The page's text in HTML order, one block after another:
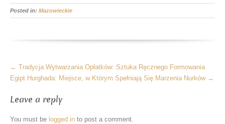
Posted in: Mazowieckie
More
Articles
← Tradycja Wytwarzania Opłatków: Sztuka Ręcznego Formowania
Egipt Hurghada: Miejsce, w Którym Spełniają Się Marzenia Nurków →
Leave a reply
You must be logged in to post a comment.